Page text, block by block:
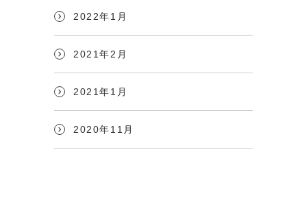
2022年1月
2021年2月
2021年1月
2020年11月